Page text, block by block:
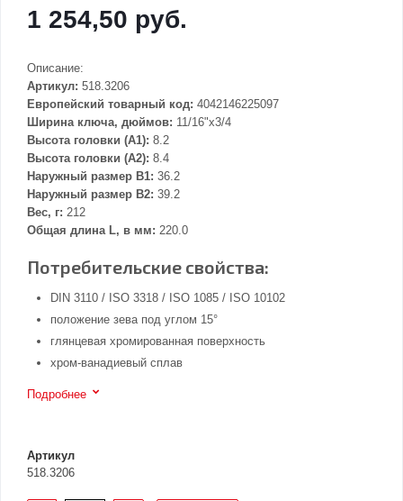
1 254,50 руб.
Описание:
Артикул: 518.3206
Европейский товарный код: 4042146225097
Ширина ключа, дюймов: 11/16"x3/4
Высота головки (А1): 8.2
Высота головки (А2): 8.4
Наружный размер В1: 36.2
Наружный размер В2: 39.2
Вес, г: 212
Общая длина L, в мм: 220.0
Потребительские свойства:
DIN 3110 / ISO 3318 / ISO 1085 / ISO 10102
положение зева под углом 15°
глянцевая хромированная поверхность
хром-ванадиевый сплав
Подробнее
Артикул
518.3206